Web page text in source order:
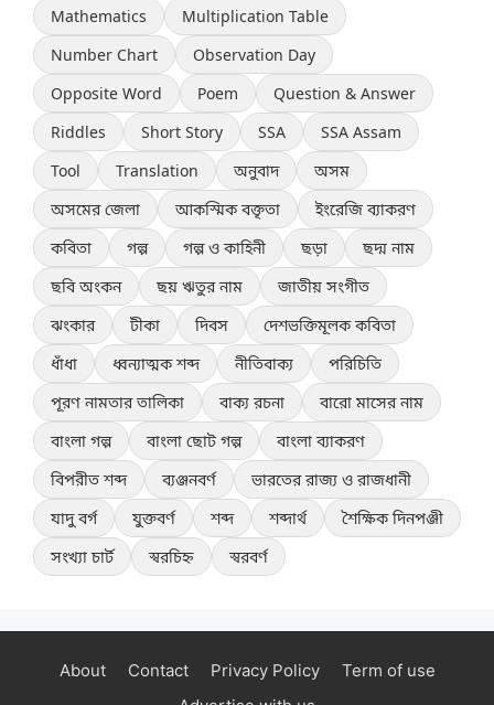
Mathematics
Multiplication Table
Number Chart
Observation Day
Opposite Word
Poem
Question & Answer
Riddles
Short Story SSA
SSA Assam
Tool
Translation অনুবাদ
অসম
অসমের জেলা
আকস্মিক বক্তৃতা
ইংরেজি ব্যাকরণ
কবিতা
গল্প গল্প ও কাহিনী ছড়া
ছদ্ম নাম
ছবি অংকন
ছয় ঋতুর নাম
জাতীয় সংগীত
ঝংকার
টীকা দিবস
দেশভক্তিমূলক কবিতা
ধাঁধা
ধ্বন্যাত্মক শব্দ নীতিবাক্য
পরিচিতি
পূরণ নামতার তালিকা
বাক্য রচনা
বারো মাসের নাম
বাংলা গল্প
বাংলা ছোট গল্প
বাংলা ব্যাকরণ
বিপরীত শব্দ
ব্যঞ্জনবর্ণ
ভারতের রাজ্য ও রাজধানী
যাদু বর্গ
যুক্তবর্ণ শব্দ শব্দার্থ
শৈক্ষিক দিনপঞ্জী
সংখ্যা চার্ট
স্বরচিহ্ন স্বরবর্ণ
About Contact Privacy Policy
Term of use